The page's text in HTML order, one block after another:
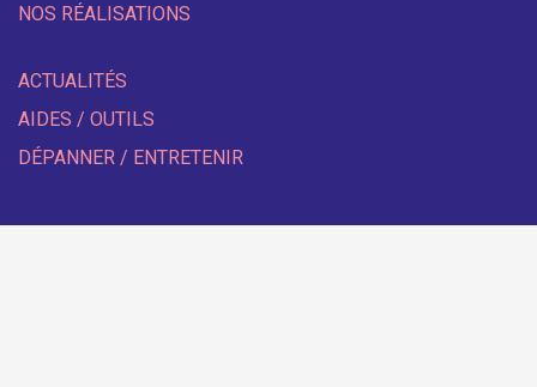
NOS RÉALISATIONS
ACTUALITÉS
AIDES / OUTILS
DÉPANNER / ENTRETENIR